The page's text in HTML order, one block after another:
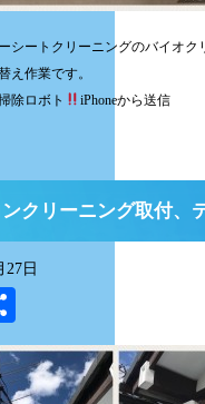
シートクリーニングのバイオク
え作業です。
除ロボト
iPhoneから送信
クリーニング取付、
27日
有